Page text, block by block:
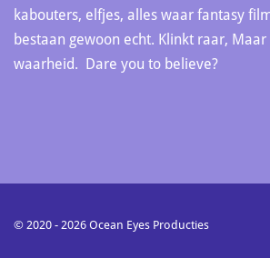
kabouters, elfjes, alles waar fantasy
bestaan gewoon echt. Klinkt raar, Maar
waarheid. Dare you to believe?
© 2020 - 2026 Ocean Eyes Producties